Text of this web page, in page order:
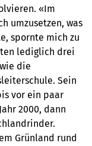
«Im
umzusetzen, was
spornte mich zu
lediglich drei
die
Sein
vor ein paar
2000, dann
Grünland rund